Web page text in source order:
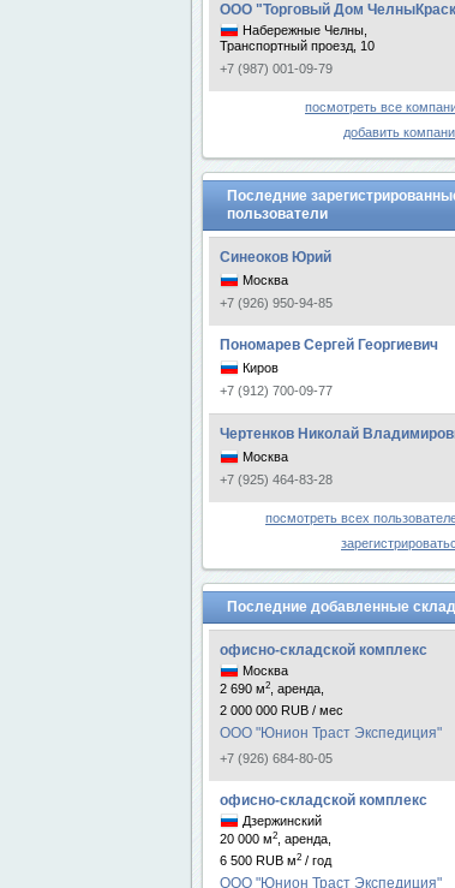
ООО "Торговый Дом
Набережные Челны,
Транспортный проезд, 10
+7 (987) 001-09-79
посмотреть все
добавить
Последние
пользователи
Синеоков Юрий
Москва
+7 (926) 950-94-85
Пономарев Сергей Георгиевич
Киров
+7 (912) 700-09-77
Чертенков Николай
Москва
+7 (925) 464-83-28
посмотреть всех
Последние добавленные
офисно-складской комплекс
Москва
2 690 м2
, аренда,
2 000 000 RUB / мес
ООО "Юнион Траст Экспедиция"
+7 (926) 684-80-05
офисно-складской комплекс
Дзержинский
20 000 м2
, аренда,
6 500 RUB м2 / год
ООО "Юнион Траст Экспедиция"